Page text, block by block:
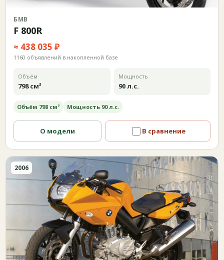
БМВ
F 800R
≈ 438 035 ₽
1160 объявлений в накопленной базе
Объём
798 см³
Мощность
90 л.с.
Объём 798 см³ Мощность 90 л.с.
О модели В сравнение
2006